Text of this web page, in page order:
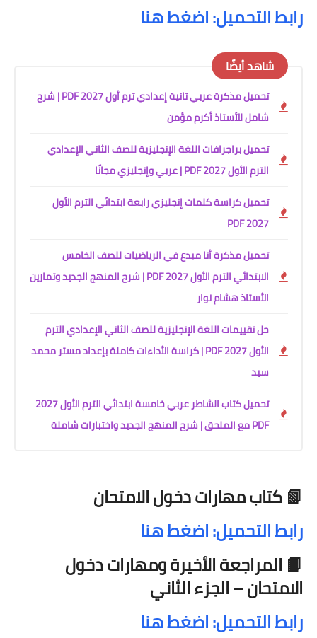
رابط التحميل: اضغط هنا
شاهد أيضًا
تحميل مذكرة عربي تانية إعدادي ترم أول 2027 PDF | شرح
شامل للأستاذ أكرم مؤمن
تحميل براجرافات اللغة الإنجليزية للصف الثاني الإعدادي
الترم الأول 2027 PDF | عربي وإنجليزي مجانًا
تحميل كراسة كلمات إنجليزي رابعة ابتدائي الترم الأول
2027 PDF
تحميل مذكرة أنا مبدع في الرياضيات للصف الخامس
الابتدائي الترم الأول 2027 PDF | شرح المنهج الجديد وتمارين
الأستاذ هشام نوار
حل تقييمات اللغة الإنجليزية للصف الثاني الإعدادي الترم
الأول 2027 PDF | كراسة الأداءات كاملة بإعداد مستر محمد
سيد
تحميل كتاب الشاطر عربي خامسة ابتدائي الترم الأول 2027
PDF مع الملحق | شرح المنهج الجديد واختبارات شاملة
📗 كتاب مهارات دخول الامتحان
رابط التحميل: اضغط هنا
📙 المراجعة الأخيرة ومهارات دخول
الامتحان – الجزء الثاني
رابط التحميل: اضغط هنا